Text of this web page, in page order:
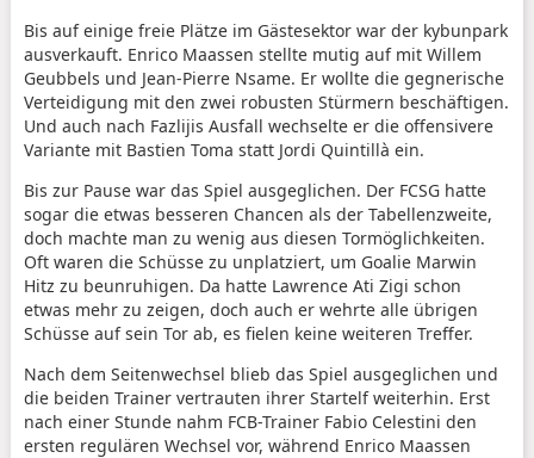
Bis auf einige freie Plätze im Gästesektor war der kybunpark
ausverkauft. Enrico Maassen stellte mutig auf mit Willem
Geubbels und Jean-Pierre Nsame. Er wollte die gegnerische
Verteidigung mit den zwei robusten Stürmern beschäftigen.
Und auch nach Fazlijis Ausfall wechselte er die offensivere
Variante mit Bastien Toma statt Jordi Quintillà ein.
Bis zur Pause war das Spiel ausgeglichen. Der FCSG hatte
sogar die etwas besseren Chancen als der Tabellenzweite,
doch machte man zu wenig aus diesen Tormöglichkeiten.
Oft waren die Schüsse zu unplatziert, um Goalie Marwin
Hitz zu beunruhigen. Da hatte Lawrence Ati Zigi schon
etwas mehr zu zeigen, doch auch er wehrte alle übrigen
Schüsse auf sein Tor ab, es fielen keine weiteren Treffer.
Nach dem Seitenwechsel blieb das Spiel ausgeglichen und
die beiden Trainer vertrauten ihrer Startelf weiterhin. Erst
nach einer Stunde nahm FCB-Trainer Fabio Celestini den
ersten regulären Wechsel vor, während Enrico Maassen